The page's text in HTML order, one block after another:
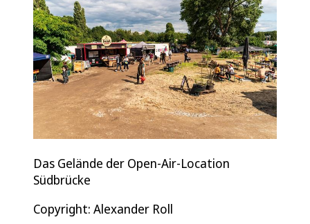
Das Gelände der Open-Air-Location
Südbrücke
Copyright: Alexander Roll